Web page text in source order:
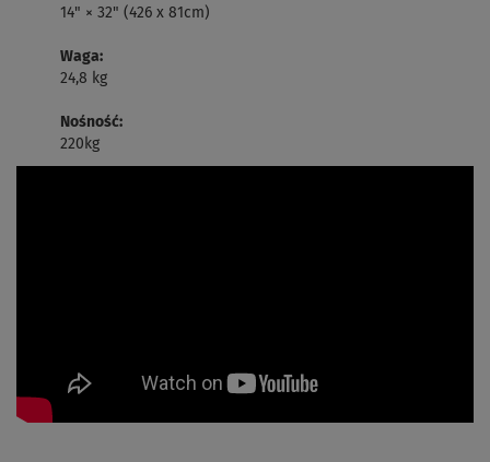
14" × 32" (426 x 81cm)
Waga:
24,8 kg
Nośność:
220kg